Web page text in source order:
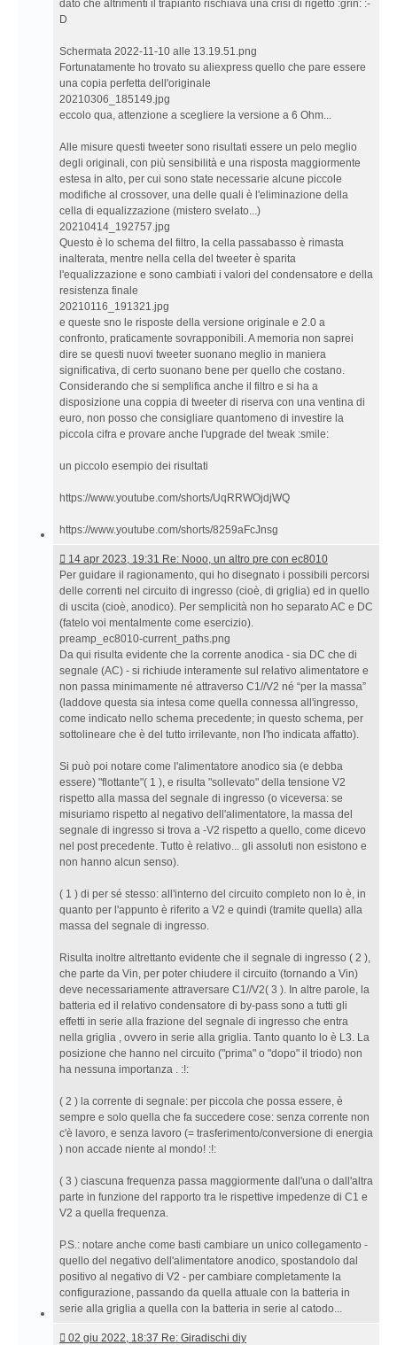
dato che altrimenti il trapianto rischiava una crisi di rigetto :grin: :-
D
Schermata 2022-11-10 alle 13.19.51.png
Fortunatamente ho trovato su aliexpress quello che pare essere
una copia perfetta dell'originale
20210306_185149.jpg
eccolo qua, attenzione a scegliere la versione a 6 Ohm...
Alle misure questi tweeter sono risultati essere un pelo meglio
degli originali, con più sensibilità e una risposta maggiormente
estesa in alto, per cui sono state necessarie alcune piccole
modifiche al crossover, una delle quali è l'eliminazione della
cella di equalizzazione (mistero svelato...)
20210414_192757.jpg
Questo è lo schema del filtro, la cella passabasso è rimasta
inalterata, mentre nella cella del tweeter è sparita
l'equalizzazione e sono cambiati i valori del condensatore e della
resistenza finale
20210116_191321.jpg
e queste sno le risposte della versione originale e 2.0 a
confronto, praticamente sovrapponibili. A memoria non saprei
dire se questi nuovi tweeter suonano meglio in maniera
significativa, di certo suonano bene per quello che costano.
Considerando che si semplifica anche il filtro e si ha a
disposizione una coppia di tweeter di riserva con una ventina di
euro, non posso che consigliare quantomeno di investire la
piccola cifra e provare anche l'upgrade del tweak :smile:
un piccolo esempio dei risultati
https://www.youtube.com/shorts/UqRRWOjdjWQ
https://www.youtube.com/shorts/8259aFcJnsg
14
apr
2023,
19:31 Re:
Nooo,
un
altro
pre
con
ec8010
14 apr 2023, 19:31 Re: Nooo, un altro pre con ec8010
Per guidare il ragionamento, qui ho disegnato i possibili percorsi
delle correnti nel circuito di ingresso (cioè, di griglia) ed in quello
di uscita (cioè, anodico). Per semplicità non ho separato AC e DC
(fatelo voi mentalmente come esercizio).
preamp_ec8010-current_paths.png
Da qui risulta evidente che la corrente anodica - sia DC che di
segnale (AC) - si richiude interamente sul relativo alimentatore e
non passa minimamente né attraverso C1//V2 né “per la massa”
(laddove questa sia intesa come quella connessa all'ingresso,
come indicato nello schema precedente; in questo schema, per
sottolineare che è del tutto irrilevante, non l'ho indicata affatto).
Si può poi notare come l'alimentatore anodico sia (e debba
essere) "flottante"( 1 ), e risulta "sollevato" della tensione V2
rispetto alla massa del segnale di ingresso (o viceversa: se
misuriamo rispetto al negativo dell'alimentatore, la massa del
segnale di ingresso si trova a -V2 rispetto a quello, come dicevo
nel post precedente. Tutto è relativo... gli assoluti non esistono e
non hanno alcun senso).
( 1 ) di per sé stesso: all'interno del circuito completo non lo è, in
quanto per l'appunto è riferito a V2 e quindi (tramite quella) alla
massa del segnale di ingresso.
Risulta inoltre altrettanto evidente che il segnale di ingresso ( 2 ),
che parte da Vin, per poter chiudere il circuito (tornando a Vin)
deve necessariamente attraversare C1//V2( 3 ). In altre parole, la
batteria ed il relativo condensatore di by-pass sono a tutti gli
effetti in serie alla frazione del segnale di ingresso che entra
nella griglia , ovvero in serie alla griglia. Tanto quanto lo è L3. La
posizione che hanno nel circuito ("prima" o "dopo" il triodo) non
ha nessuna importanza . :!:
( 2 ) la corrente di segnale: per piccola che possa essere, è
sempre e solo quella che fa succedere cose: senza corrente non
c'è lavoro, e senza lavoro (= trasferimento/conversione di energia
) non accade niente al mondo! :!:
( 3 ) ciascuna frequenza passa maggiormente dall'una o dall'altra
parte in funzione del rapporto tra le rispettive impedenze di C1 e
V2 a quella frequenza.
P.S.: notare anche come basti cambiare un unico collegamento -
quello del negativo dell'alimentatore anodico, spostandolo dal
positivo al negativo di V2 - per cambiare completamente la
configurazione, passando da quella attuale con la batteria in
serie alla griglia a quella con la batteria in serie al catodo...
02
02 giu 2022, 18:37 Re: Giradischi diy